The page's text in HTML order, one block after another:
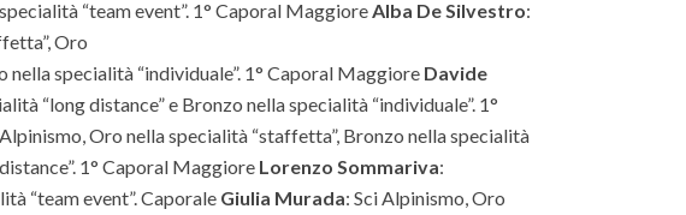
“team event”. 1° Caporal MaggioreAlba De Silvestro:
Oro
nella specialità “individuale”. 1° Caporal Maggiore Davide
“long distance” e Bronzo nella specialità “individuale”. 1°
Oro nella specialità “staffetta”, Bronzo nella specialità
1° Caporal Maggiore Lorenzo Sommariva:
“team event”. Caporale Giulia Murada: Sci Alpinismo, Oro